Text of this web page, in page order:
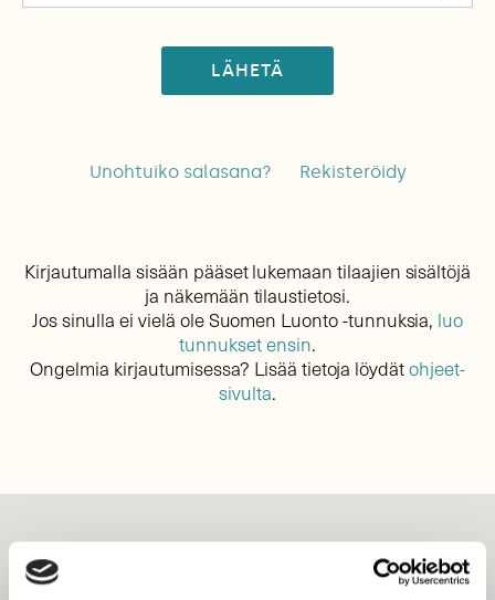
LÄHETÄ
Unohtuiko salasana? Rekisteröidy
Kirjautumalla sisään pääset lukemaan tilaajien sisältöjä
ja näkemään tilaustietosi.
Jos sinulla ei vielä ole Suomen Luonto -tunnuksia, luo
tunnukset ensin.
Ongelmia kirjautumisessa? Lisää tietoja löydätohjeet-
sivulta.